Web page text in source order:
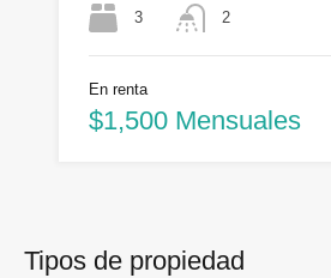
3 2
En renta
$1,500 Mensuales
Tipos de propiedad